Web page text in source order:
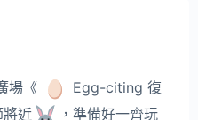
場《
Egg-citing 復
將近
，準備好一齊玩